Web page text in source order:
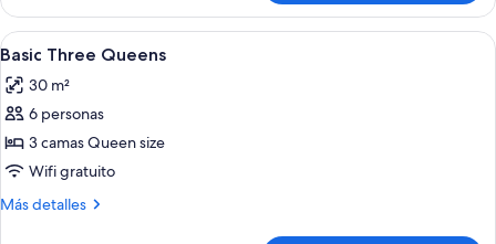
vista
al
océano
estándar,
camas
size,
vista
océano
Ver
todas
las
fotos
de
Basic
Three
Habitación de hotel con dos camas,
5
Basic Three Queens
30 m²
6 personas
3 camas Queen size
Wifi gratuito
Más detalles
Más